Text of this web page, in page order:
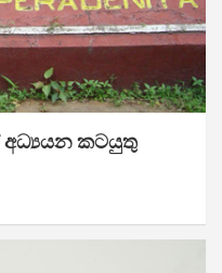
අධ්‍යයන කටයුතු